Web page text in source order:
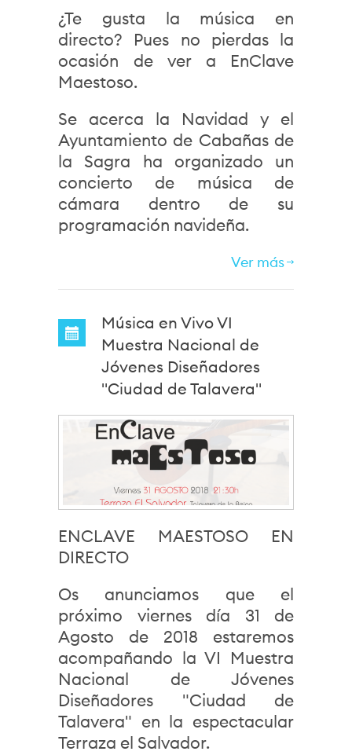
¿Te gusta la música en
directo? Pues no pierdas la
ocasión de ver a EnClave
Maestoso.
Se acerca la Navidad y el
Ayuntamiento de Cabañas de
la Sagra ha organizado un
concierto de música de
cámara dentro de su
programación navideña.
Ver más
Música en Vivo VI
Muestra Nacional de
Jóvenes Diseñadores
"Ciudad de Talavera"
ENCLAVE MAESTOSO EN
DIRECTO
Os anunciamos que el
próximo viernes día 31 de
Agosto de 2018 estaremos
acompañando la VI Muestra
Nacional de Jóvenes
Diseñadores "Ciudad de
Talavera" en la espectacular
Terraza el Salvador.